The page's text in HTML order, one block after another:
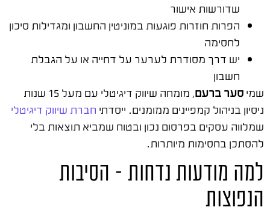
שדורשות אישור
הפרות חוזרות פוגעות במוניטין החשבון ומגדילות סיכון
לחסימה
יש דרך מסודרת לערער על דחייה או על הגבלת
חשבון
שמיסער ברעם
, מומחה שיווק דיגיטלי עם מעל 15 שנות
ניסיון בניהול קמפיינים ממומנים. ייסדתי חברת שיווק דיגיטלי
שמלווה עסקים בפרסום נכון ובטוח שמביא תוצאות בלי
להסתכן בחסימות מיותרות.
למה מודעות נדחות – הסיבות
הנפוצות